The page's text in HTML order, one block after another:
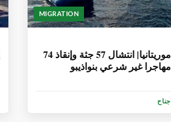
MIGRATION
موريتانيا| انتشال 57 جثة وإنقاذ 74
مهاجرا غير شرعي بنواذيبو
جناح